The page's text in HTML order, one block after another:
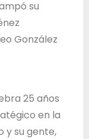
su
González
25 años
en la
y su gente,